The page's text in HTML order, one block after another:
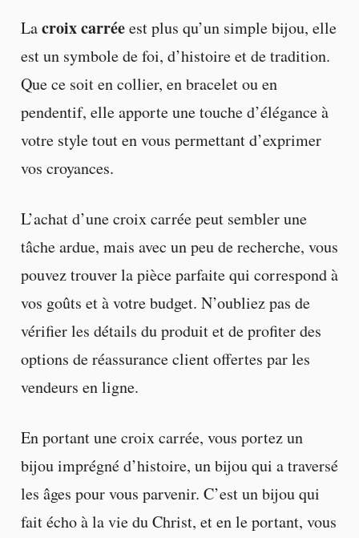
Lacroix carréeest plus qu’un simple bijou, elle
est un symbole de foi, d’histoire et de tradition.
Que ce soit en collier, en bracelet ou en
pendentif, elle apporte une touche d’élégance à
votre style tout en vous permettant d’exprimer
vos croyances.
L’achat d’une croix carrée peut sembler une
tâche ardue, mais avec un peu de recherche, vous
pouvez trouver la pièce parfaite qui correspond à
vos goûts et à votre budget. N’oubliez pas de
vérifier les détails du produit et de profiter des
options de réassurance client offertes par les
vendeurs en ligne.
En portant une croix carrée, vous portez un
bijou imprégné d’histoire, un bijou qui a traversé
les âges pour vous parvenir. C’est un bijou qui
fait écho à la vie du Christ, et en le portant, vous